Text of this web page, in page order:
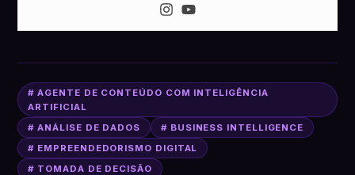
# AGENTE DE CONTEÚDO COM INTELIGÊNCIA
ARTIFICIAL
# ANÁLISE DE DADOS
# BUSINESS INTELLIGENCE
# EMPREENDEDORISMO DIGITAL
# TOMADA DE DECISÃO